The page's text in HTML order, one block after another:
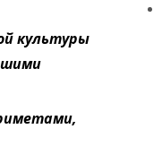
культуры